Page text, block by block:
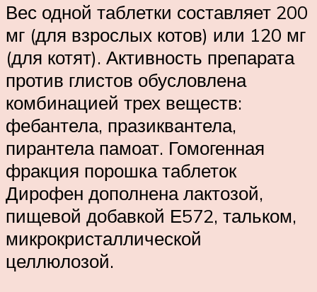
Вес одной таблетки составляет 200
мг (для взрослых котов) или 120 мг
(для котят). Активность препарата
против глистов обусловлена
комбинацией трех веществ:
фебантела, празиквантела,
пирантела памоат. Гомогенная
фракция порошка таблеток
Дирофен дополнена лактозой,
пищевой добавкой Е572, тальком,
микрокристаллической
целлюлозой.